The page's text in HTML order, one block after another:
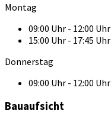
Montag
09:00 Uhr - 12:00 Uhr
15:00 Uhr - 17:45 Uhr
Donnerstag
09:00 Uhr - 12:00 Uhr
Bauaufsicht